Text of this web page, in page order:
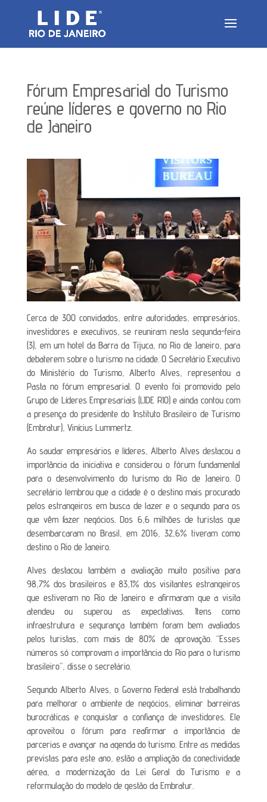
Fórum Empresarial do Turismo
reúne líderes e governo no Rio
de Janeiro
Cerca de 300 convidados, entre autoridades, empresários,
investidores e executivos, se reuniram nesta segunda-feira
(3), em um hotel da Barra da Tijuca, no Rio de Janeiro, para
debaterem sobre o turismo na cidade. O Secretário Executivo
do Ministério do Turismo, Alberto Alves, representou a
Pasta no fórum empresarial. O evento foi promovido pelo
Grupo de Líderes Empresariais (LIDE RIO) e ainda contou com
a presença do presidente do Instituto Brasileiro de Turismo
(Embratur), Vinícius Lummertz.
Ao saudar empresários e líderes, Alberto Alves destacou a
importância da iniciativa e considerou o fórum fundamental
para o desenvolvimento do turismo do Rio de Janeiro. O
secretário lembrou que a cidade é o destino mais procurado
pelos estrangeiros em busca de lazer e o segundo para os
que vêm fazer negócios. Dos 6,6 milhões de turistas que
desembarcaram no Brasil, em 2016, 32,6% tiveram como
destino o Rio de Janeiro.
Alves destacou também a avaliação muito positiva para
98,7% dos brasileiros e 83,1% dos visitantes estrangeiros
que estiveram no Rio de Janeiro e afirmaram que a visita
atendeu ou superou as expectativas. Itens como
infraestrutura e segurança também foram bem avaliados
pelos turistas, com mais de 80% de aprovação. “Esses
números só comprovam a importância do Rio para o turismo
brasileiro”, disse o secretário.
Segundo Alberto Alves, o Governo Federal está trabalhando
para melhorar o ambiente de negócios, eliminar barreiras
burocráticas e conquistar a confiança de investidores. Ele
aproveitou o fórum para reafirmar a importância de
parcerias e avançar na agenda do turismo. Entre as medidas
previstas para este ano, estão a ampliação da conectividade
aérea, a modernização da Lei Geral do Turismo e a
reformulação do modelo de gestão da Embratur.